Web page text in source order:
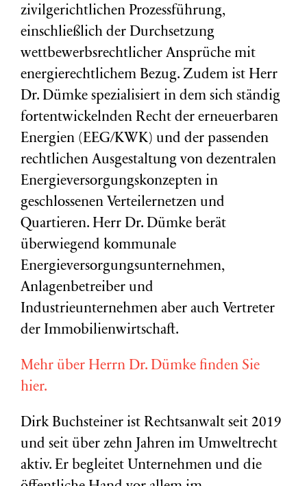
zivilgerichtlichen Prozessführung,
einschließlich der Durchsetzung
wettbewerbsrechtlicher Ansprüche mit
energierechtlichem Bezug. Zudem ist Herr
Dr. Dümke spezialisiert in dem sich ständig
fortentwickelnden Recht der erneuerbaren
Energien (EEG/KWK) und der passenden
rechtlichen Ausgestaltung von dezentralen
Energieversorgungskonzepten in
geschlossenen Verteilernetzen und
Quartieren. Herr Dr. Dümke berät
überwiegend kommunale
Energieversorgungsunternehmen,
Anlagenbetreiber und
Industrieunternehmen aber auch Vertreter
der Immobilienwirtschaft.
Mehr über Herrn Dr. Dümke finden Sie
hier.
Dirk Buchsteiner ist Rechtsanwalt seit 2019
und seit über zehn Jahren im Umweltrecht
aktiv. Er begleitet Unternehmen und die